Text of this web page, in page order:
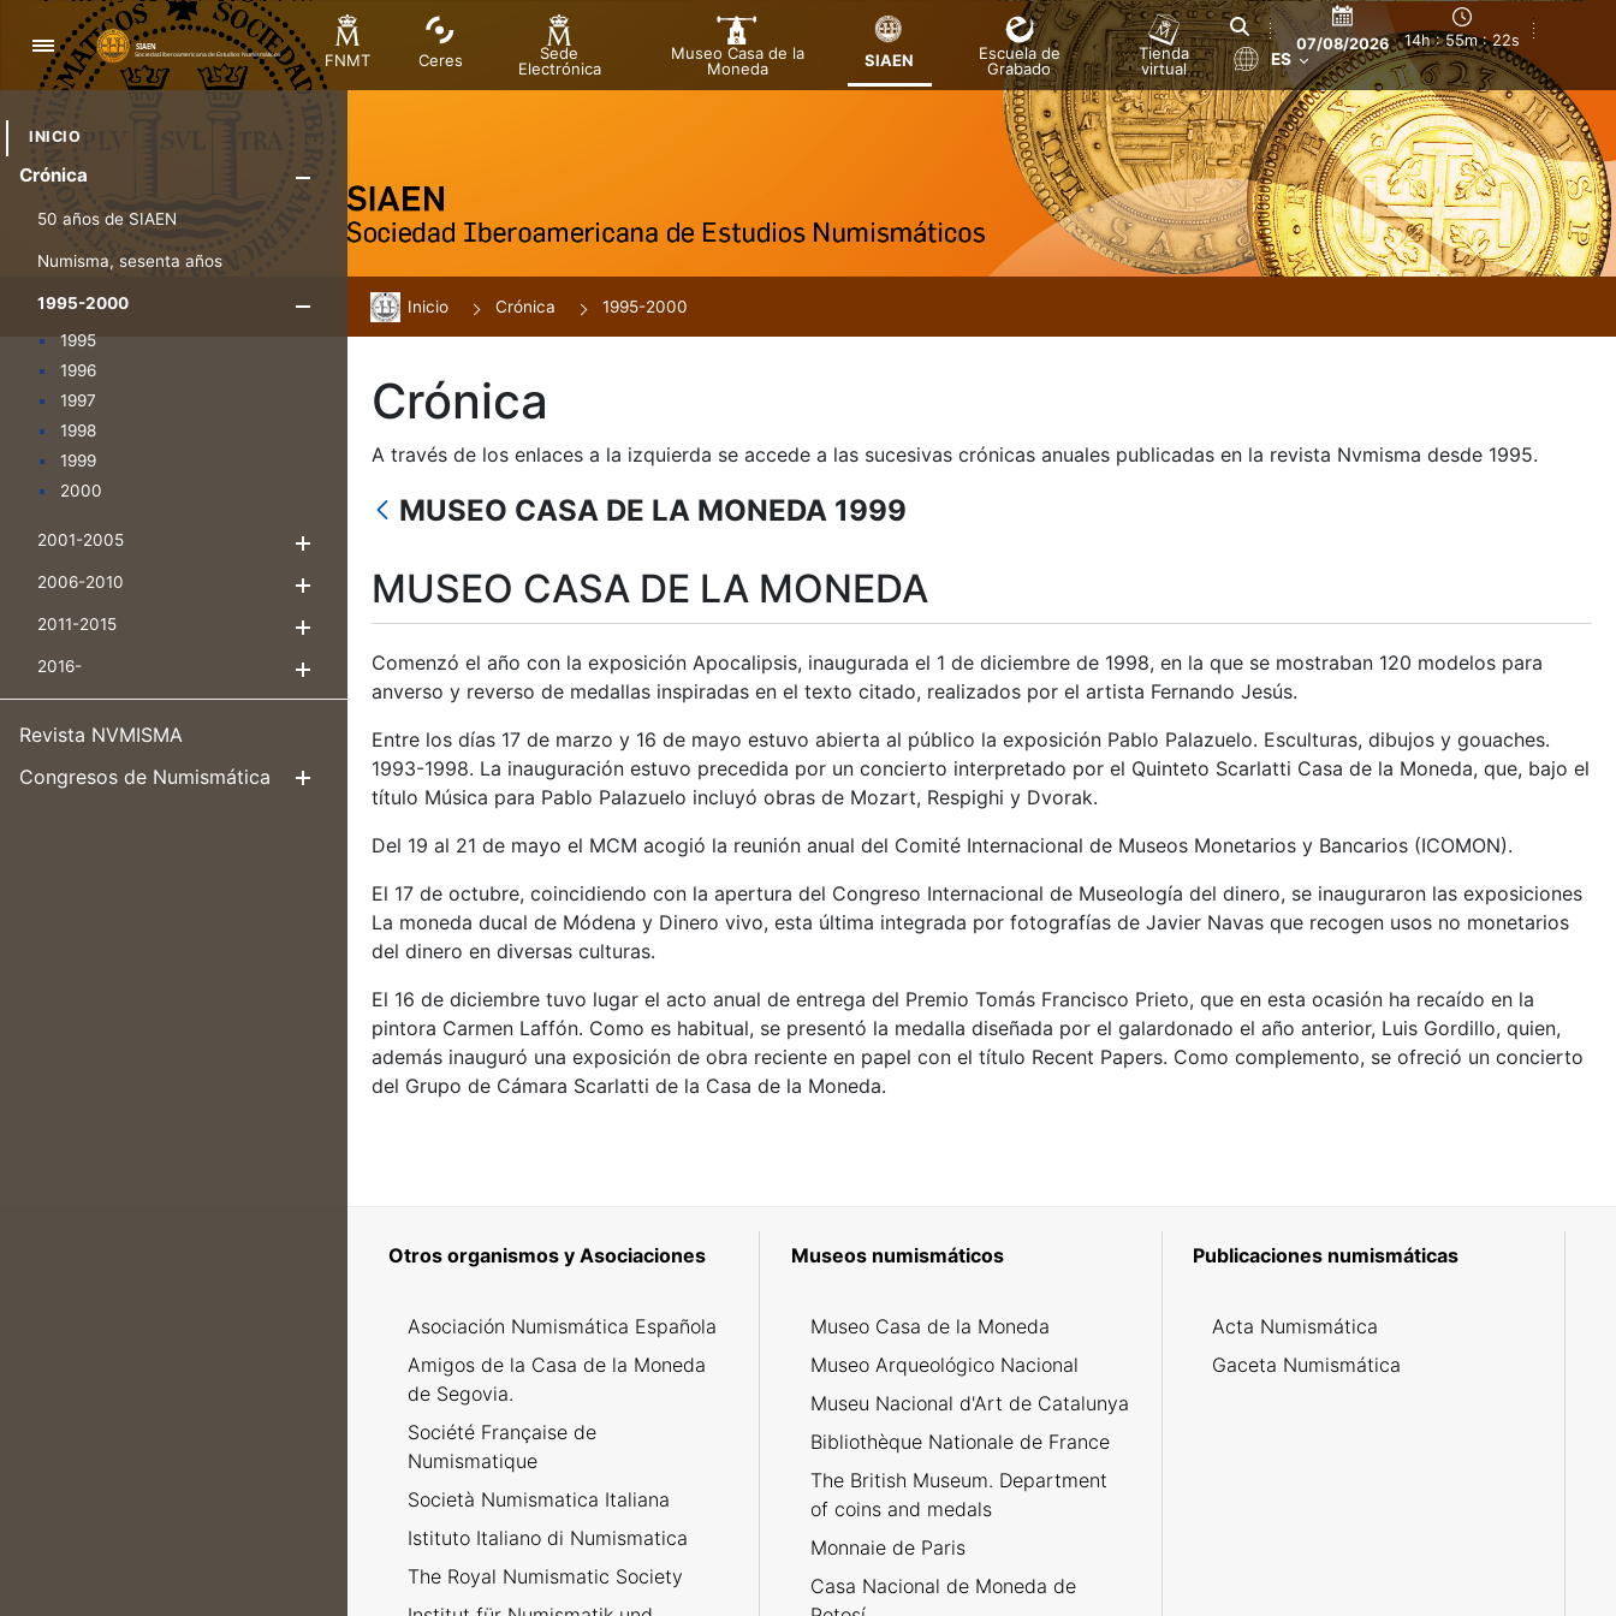
Navegación
FNMT Ceres
Sede
Electrónica
Museo Casa de la
Moneda
SIAEN
Escuela de
Grabado
Tienda
virtual
07/08/2026 14h : 55m : 22s
ES
INICIO
Crónica
50 años de SIAEN
Numisma, sesenta años
1995-2000
Mostrar/Ocultar
1995
1996
1997
1998
1999
2000
2001-2005
2006-2010
Mostrar/Ocultar
2011-2015
Mostrar/Ocultar
2016-
Mostrar/Ocultar
Revista NVMISMA
Congresos de Numismática
Mostrar/Ocultar
Inicio Crónica 1995-2000
Crónica
A través de los enlaces a la izquierda se accede a las sucesivas crónicas anuales publicadas en la revista Nvmisma desde 1995.
MUSEO CASA DE LA MONEDA 1999
MUSEO CASA DE LA MONEDA
Comenzó el año con la exposición Apocalipsis, inaugurada el 1 de diciembre de 1998, en la que se mostraban 120 modelos para
anverso y reverso de medallas inspiradas en el texto citado, realizados por el artista Fernando Jesús.
Entre los días 17 de marzo y 16 de mayo estuvo abierta al público la exposición Pablo Palazuelo. Esculturas, dibujos y gouaches.
1993-1998. La inauguración estuvo precedida por un concierto interpretado por el Quinteto Scarlatti Casa de la Moneda, que, bajo el
título Música para Pablo Palazuelo incluyó obras de Mozart, Respighi y Dvorak.
Del 19 al 21 de mayo el MCM acogió la reunión anual del Comité Internacional de Museos Monetarios y Bancarios (ICOMON).
El 17 de octubre, coincidiendo con la apertura del Congreso Internacional de Museología del dinero, se inauguraron las exposiciones
La moneda ducal de Módena y Dinero vivo, esta última integrada por fotografías de Javier Navas que recogen usos no monetarios
del dinero en diversas culturas.
El 16 de diciembre tuvo lugar el acto anual de entrega del Premio Tomás Francisco Prieto, que en esta ocasión ha recaído en la
pintora Carmen Laffón. Como es habitual, se presentó la medalla diseñada por el galardonado el año anterior, Luis Gordillo, quien,
además inauguró una exposición de obra reciente en papel con el título Recent Papers. Como complemento, se ofreció un concierto
del Grupo de Cámara Scarlatti de la Casa de la Moneda.
Otros organismos y Asociaciones
Asociación Numismática Española
Amigos de la Casa de la Moneda
de Segovia.
Société Française de
Numismatique
Società Numismatica Italiana
Istituto Italiano di Numismatica
The Royal Numismatic Society
Museos numismáticos
Museo Casa de la Moneda
Museo Arqueológico Nacional
Museu Nacional d'Art de Catalunya
Bibliothèque Nationale de France
The British Museum. Department
of coins and medals
Monnaie de Paris
Casa Nacional de Moneda de
Publicaciones numismáticas
Acta Numismática
Gaceta Numismática